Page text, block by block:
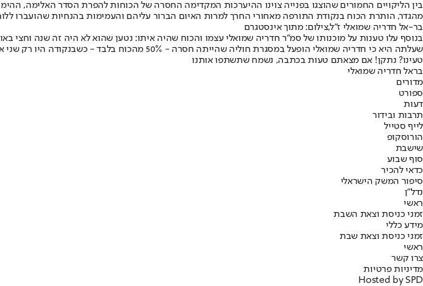
בין הליקויים החמורים שהוצגו בפנייה צוינו ההיערכות המקדימה החסרה של הכוחות להפרת הסדר האלימה,
מהגדר, הותרת הכוח בנקודת התורפה מאחורי החרך למרות האיום הברור עליהם והעמימות בהנחיות שהועברו
בר-אל חדריה שמואלי ז"ל,צילום: מתוך אינסטגרם
בנוסף עלו טענות על מוכנותו של סמ"ר חדריה שמואלי עצמו והכוח שהיה איתו: נטען שהוא לא היה זה שנה וחצי
שעלתה היא כי חדריה שמואלי הופעל במסגרת חוליה שהייתה חסרה - 50% מהכוח בלבד - כשבנקודה היו רק שני אנשי צוות במקום ארבעה, והקצין היחיד, מחוליה אחרת, התעכב ארוכות והגיע לזירה באיחור.
טעינו? נתקן! אם מצאתם טעות בכתבה, נשמח שתשתפו אותנו
בראל חדריה שמואלי
מדורים
ספורט
דעות
תרבות ובידור
לייף סטייל
הורוסקופ
שישבת
סוף שבוע
כדאי להכיר
סיפור המשק הישראלי
נדל"ן
ראשי
זמני כניסת וצאת השבת
מידע כללי
זמני כניסת וצאת שבת
ראשי
צרו קשר
מדיניות פרטיות
Hosted by SPD